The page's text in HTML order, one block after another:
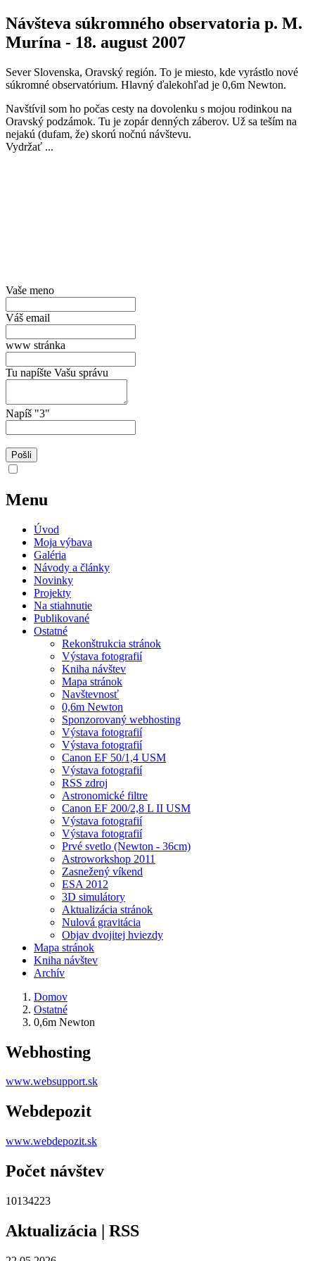
Návšteva súkromného observatoria p. M.
Murína - 18. august 2007
Sever Slovenska, Oravský región. To je miesto, kde vyrástlo nové
súkromné observatórium. Hlavný ďalekohľad je 0,6m Newton.
Navštívil som ho počas cesty na dovolenku s mojou rodinkou na
Oravský podzámok. Tu je zopár denných záberov. Už sa teším na
nejakú (dufam, že) skorú nočnú návštevu.
Vydržať ...
Vaše meno
Váš email
www stránka
Tu napíšte Vašu správu
Napíš "3"
Menu
Úvod
Moja výbava
Galéria
Návody a články
Novinky
Projekty
Na stiahnutie
Publikované
Ostatné
Rekonštrukcia stránok
Výstava fotografií
Kniha návštev
Mapa stránok
Navštevnosť
0,6m Newton
Sponzorovaný webhosting
Výstava fotografií
Výstava fotografií
Canon EF 50/1,4 USM
Výstava fotografií
RSS zdroj
Astronomické filtre
Canon EF 200/2,8 L II USM
Výstava fotografií
Výstava fotografií
Prvé svetlo (Newton - 36cm)
Astroworkshop 2011
Zasnežený víkend
ESA 2012
3D simulátory
Aktualizácia stránok
Nulová gravitácia
Objav dvojitej hviezdy
Mapa stránok
Kniha návštev
Archív
Domov
Ostatné
0,6m Newton
Webhosting
www.websupport.sk
Webdepozit
www.webdepozit.sk
Počet návštev
10134223
Aktualizácia | RSS